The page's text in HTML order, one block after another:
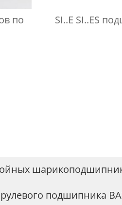
по SI..E SI..ES
подшипника